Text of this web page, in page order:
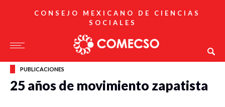
CONSEJO MEXICANO DE CIENCIAS
SOCIALES
PUBLICACIONES
25 años de movimiento zapatista